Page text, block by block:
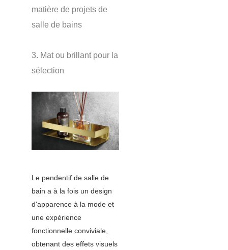
matière de projets de
salle de bains
3. Mat ou brillant pour la
sélection
Le pendentif de salle de
bain a à la fois un design
d'apparence à la mode et
une expérience
fonctionnelle conviviale,
obtenant des effets visuels